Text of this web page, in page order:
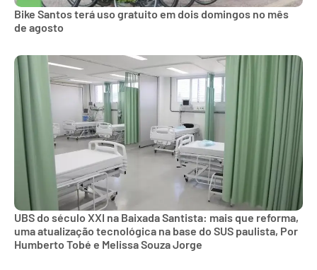
Bike Santos terá uso gratuito em dois domingos no mês
de agosto
UBS do século XXI na Baixada Santista: mais que reforma,
uma atualização tecnológica na base do SUS paulista, Por
Humberto Tobé e Melissa Souza Jorge